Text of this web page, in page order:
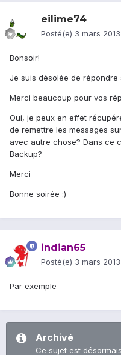
eilime74
Posté(e) 3 mars 2013
Bonsoir!
Je suis désolée de
Merci beaucoup pour vos
Oui, je peux en effet
de remettre les messages
avec autre chose? Dans ce
Backup?
Merci
Bonne soirée :)
indian65
Posté(e) 3 mars 2013
Par exemple
Archivé
Ce sujet est